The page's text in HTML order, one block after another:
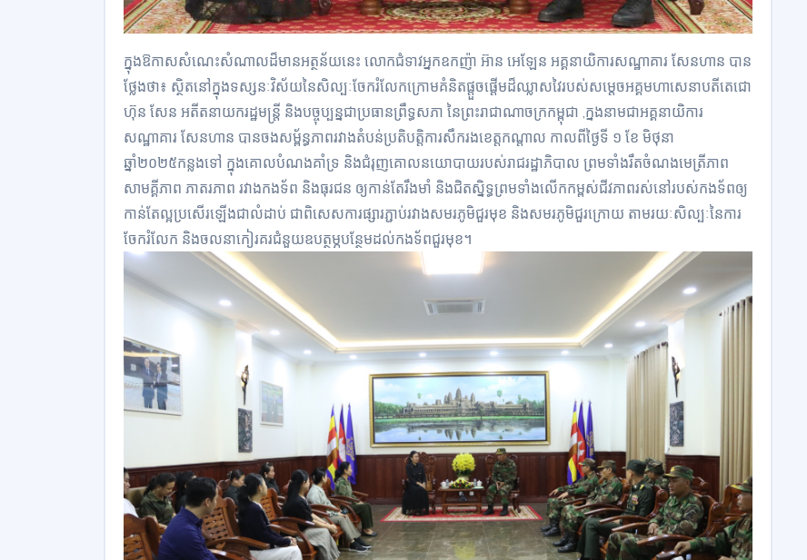
ក្នុងឱកាសសំណេះសំណាលដ៏មានអត្ថន័យនេះ លោកជំទាវអ្នកឧកញ៉ា អ៊ាន អេឡែន អគ្គនាយិការសណ្ឋាគារ សែនហាន បាន
ថ្លែងថា៖ ស្ថិតនៅក្នុងទស្សនៈវិស័យនៃសិល្បៈចែករំលែកក្រោមគំនិតផ្ដួចផ្ដើមដ៏ឈ្លាសវៃរបស់សម្ដេចអគ្គមហាសេនាបតីតេជោ
ហ៊ុន សែន អតីតនាយករដ្ឋមន្ត្រី និងបច្ចុប្បន្នជាប្រធានព្រឹទ្ធសភា នៃព្រះរាជាណាចក្រកម្ពុជា ,ក្នងនាមជាអគ្គនាយិការ
សណ្ឋាគារ សែនហាន បានចងសម្ព័ន្ធភាពរវាងតំបន់ប្រតិបត្តិការសឹករងខេត្តកណ្ដាល កាលពីថ្ងៃទី ១ ខែ មិថុនា
ឆ្នាំ២០២៥កន្លងទៅ ក្នុងគោលបំណងគាំទ្រ និងជំរុញគោលនយោបាយរបស់រាជរដ្ឋាភិបាល ព្រមទាំងរឹតចំណងមេត្រីភាព
សាមគ្គីភាព ភាតរភាព រវាងកងទ័ព និងធុរជន ឲ្យកាន់តែរឹងមាំ និងជិតស្និទ្ធព្រមទាំងលើកកម្ពស់ជីវភាពរស់នៅរបស់កងទ័ពឲ្យ
កាន់តែល្អប្រសើរឡើងជាលំដាប់ ជាពិសេសការផ្សារភ្ជាប់រវាងសមរភូមិជួរមុខ និងសមរភូមិជួរក្រោយ តាមរយៈសិល្បៈនៃការ
ចែករំលែក និងចលនាកៀរគរជំនួយឧបត្ថម្ភបន្ថែមដល់កងទ័ពជួរមុខ។